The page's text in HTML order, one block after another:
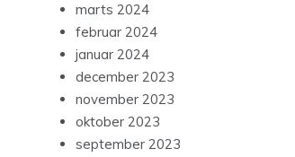
marts 2024
februar 2024
januar 2024
december 2023
november 2023
oktober 2023
september 2023